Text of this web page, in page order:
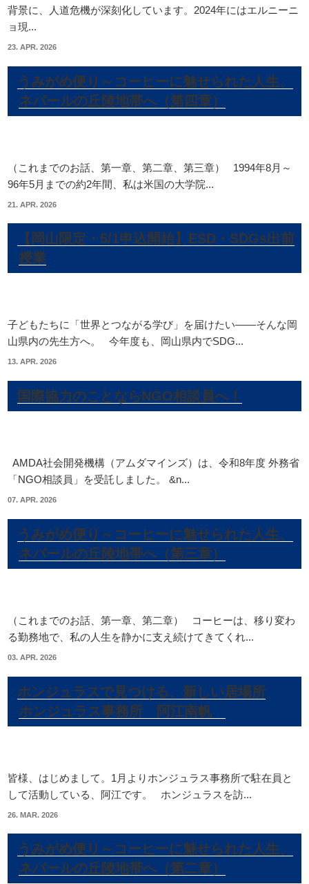
背景に、人道危機が深刻化しています。2024年にはエルニーニ
ョ現...
23. APR. 2026
うみがめ便り～コーヒーに魅せられた人生、
ネパールの丘陵地帯へ（第四章）
（これまでのお話、第一章、第二章、第三章） 1994年8月～
96年5月までの約2年間、私は米国の大学院...
21. APR. 2026
【岡山限定・5/1申込開始】ESD・SDGs出前
授業
子どもたちに「世界とつながる学び」を届けたい——そんな岡
山県内の先生方へ。 今年度も、岡山県内でSDG...
13. APR. 2026
国際協力のことならNGO相談員へ！
AMDA社会開発機構（アムダマインズ）は、令和8年度 外務省
「NGO相談員」を受託しました。 &n...
07. APR. 2026
うみがめ便り～コーヒーに魅せられた人生、
ネパールの丘陵地帯へ（第三章）
（これまでのお話、第一章、第二章） コーヒーは、移り変わ
る勤務地で、私の人生を静かに支え続けてきてくれ...
03. APR. 2026
ホンジュラスで見つける、新しい居場所
ホンジュラス事務所 阿江南帆
皆様、はじめまして。1月よりホンジュラス事務所で駐在員と
して活動している、阿江です。 ホンジュラスを訪...
26. MAR. 2026
うみがめ便り～コーヒーに魅せられた人生、
ネパールの丘陵地帯へ（第二章）